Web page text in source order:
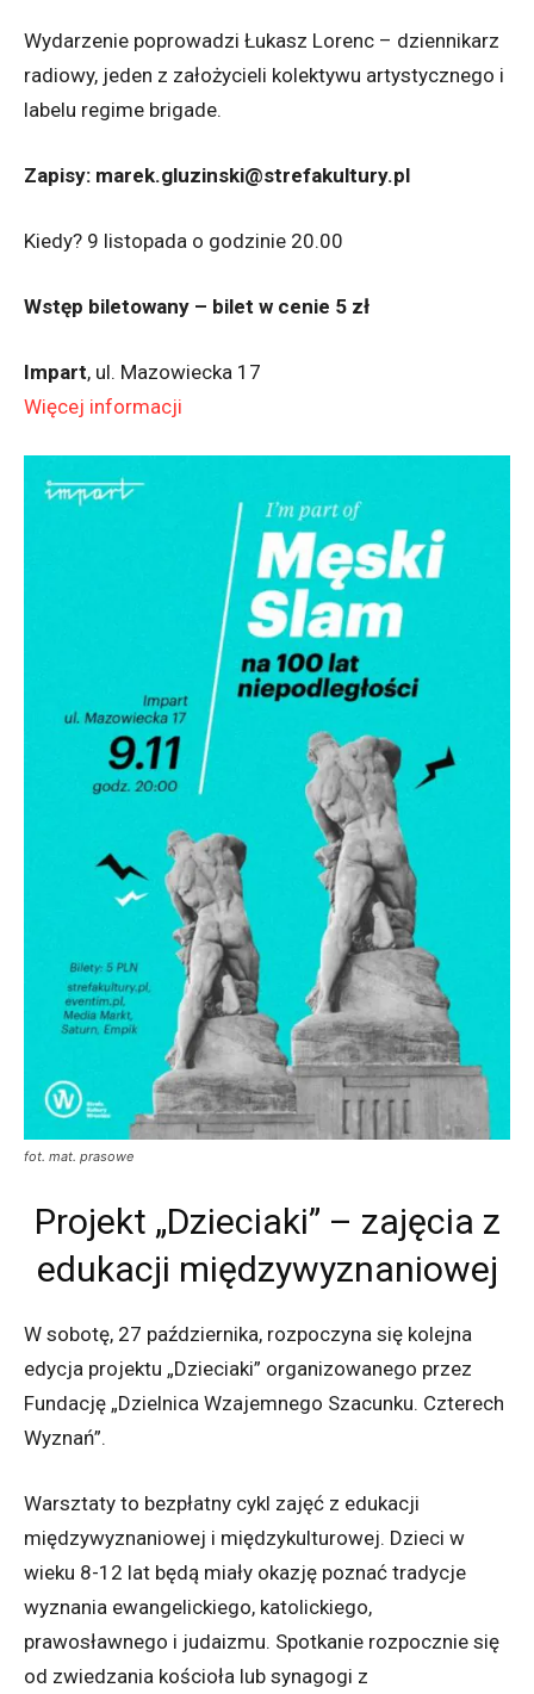
Wydarzenie poprowadzi Łukasz Lorenc – dziennikarz
radiowy, jeden z założycieli kolektywu artystycznego i
labelu regime brigade.
Zapisy: marek.gluzinski@strefakultury.pl
Kiedy? 9 listopada o godzinie 20.00
Wstęp biletowany – bilet w cenie 5 zł
Impart, ul. Mazowiecka 17
Więcej informacji
fot. mat. prasowe
Projekt „Dzieciaki” – zajęcia z
edukacji międzywyznaniowej
W sobotę, 27 października, rozpoczyna się kolejna
edycja projektu „Dzieciaki” organizowanego przez
Fundację „Dzielnica Wzajemnego Szacunku. Czterech
Wyznań”.
Warsztaty to bezpłatny cykl zajęć z edukacji
międzywyznaniowej i międzykulturowej. Dzieci w
wieku 8-12 lat będą miały okazję poznać tradycje
wyznania ewangelickiego, katolickiego,
prawosławnego i judaizmu. Spotkanie rozpocznie się
od zwiedzania kościoła lub synagogi z